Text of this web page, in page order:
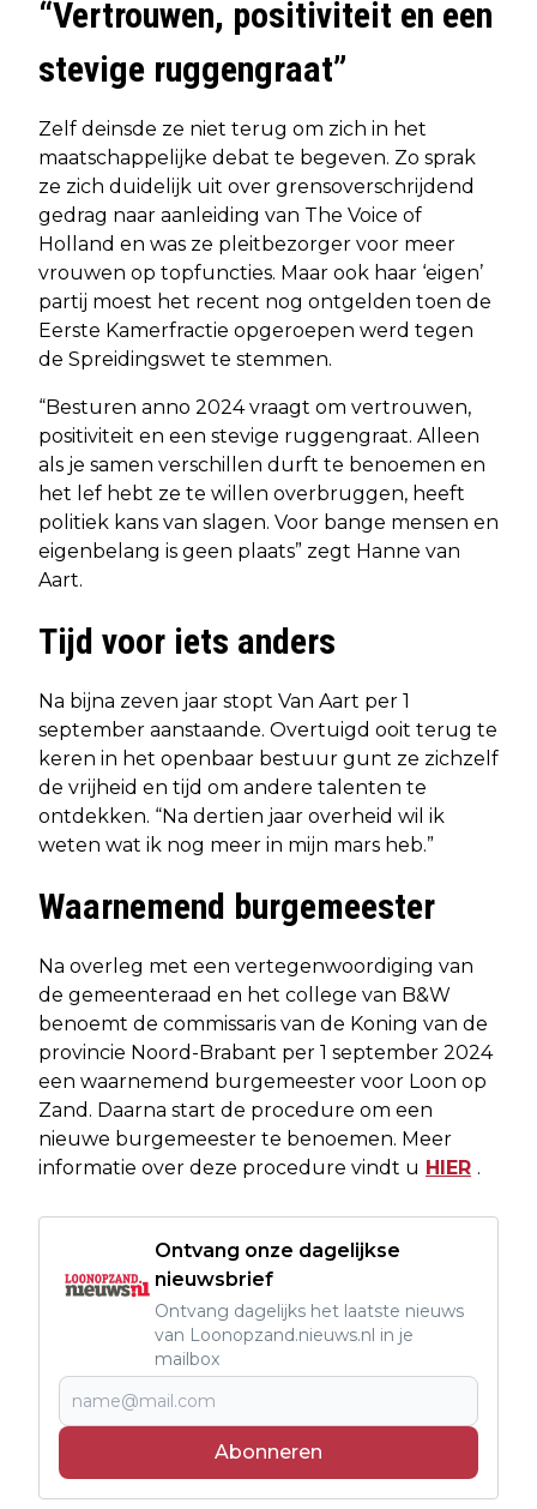
“Vertrouwen, positiviteit en een
stevige ruggengraat”
Zelf deinsde ze niet terug om zich in het
maatschappelijke debat te begeven. Zo sprak
ze zich duidelijk uit over grensoverschrijdend
gedrag naar aanleiding van The Voice of
Holland en was ze pleitbezorger voor meer
vrouwen op topfuncties. Maar ook haar ‘eigen’
partij moest het recent nog ontgelden toen de
Eerste Kamerfractie opgeroepen werd tegen
de Spreidingswet te stemmen.
“Besturen anno 2024 vraagt om vertrouwen,
positiviteit en een stevige ruggengraat. Alleen
als je samen verschillen durft te benoemen en
het lef hebt ze te willen overbruggen, heeft
politiek kans van slagen. Voor bange mensen en
eigenbelang is geen plaats” zegt Hanne van
Aart.
Tijd voor iets anders
Na bijna zeven jaar stopt Van Aart per 1
september aanstaande. Overtuigd ooit terug te
keren in het openbaar bestuur gunt ze zichzelf
de vrijheid en tijd om andere talenten te
ontdekken. “Na dertien jaar overheid wil ik
weten wat ik nog meer in mijn mars heb.”
Waarnemend burgemeester
Na overleg met een vertegenwoordiging van
de gemeenteraad en het college van B&W
benoemt de commissaris van de Koning van de
provincie Noord-Brabant per 1 september 2024
een waarnemend burgemeester voor Loon op
Zand. Daarna start de procedure om een
nieuwe burgemeester te benoemen. Meer
informatie over deze procedure vindt u HIER .
Ontvang onze dagelijkse
nieuwsbrief
Ontvang dagelijks het laatste nieuws
van Loonopzand.nieuws.nl in je
mailbox
Abonneren